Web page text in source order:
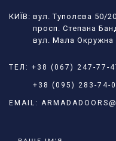
КИЇВ: вул. Туполєва 50/20
просп. Степана
вул. Мала Окружна
ТЕЛ: +38 (067) 247-77-
+38 (095) 283-74-
EMAIL: